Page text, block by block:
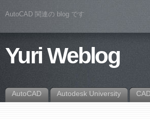
AutoCAD 関連の blog です
Yuri Weblog
AutoCAD Autodesk University